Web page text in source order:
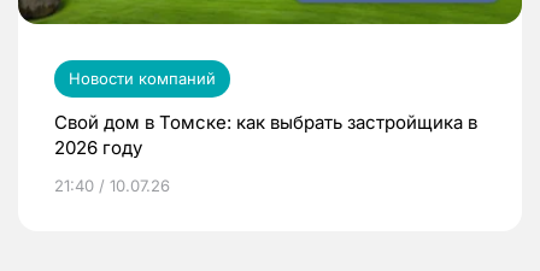
Новости компаний
Свой дом в Томске: как выбрать застройщика в
2026 году
21:40 / 10.07.26